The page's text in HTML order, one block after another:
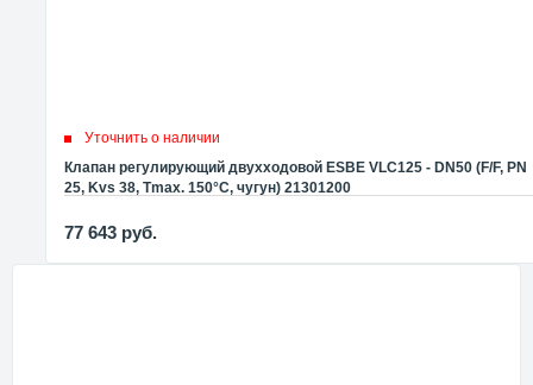
Уточнить о наличии
Клапан регулирующий двухходовой ESBE VLC125 - DN50 (F/F, PN
25, Kvs 38, Tmax. 150°C, чугун) 21301200
77 643 руб.